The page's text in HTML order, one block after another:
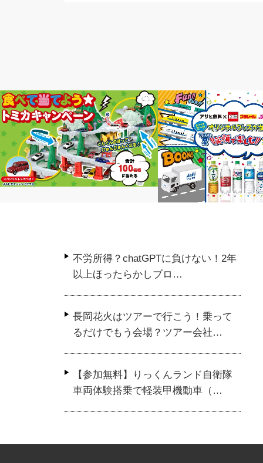
べて当てようトミカキャンペー
ン1 トンネルくぐって！…
アサヒ飲料キャンペ
ジナルトミカｘ3台
不労所得？chatGPTに負けない！2年
以上ほったらかしブロ…
長岡花火はツアーで行こう！乗って
るだけでもう会場？ツアー会社…
【参加無料】りっくんランド自衛隊
車両体験搭乗で軽装甲機動車（…